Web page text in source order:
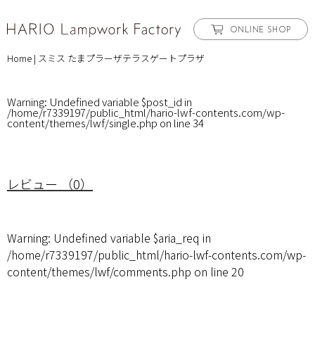
ONLINE SHOP
Home | スミス たまプラーザテラスゲートプラザ
Warning: Undefined variable $post_id in
/home/r7339197/public_html/hario-lwf-contents.com/wp-
content/themes/lwf/single.php on line34
レビュー （0）
Warning: Undefined variable $aria_req in
/home/r7339197/public_html/hario-lwf-contents.com/wp-
content/themes/lwf/comments.php on line 20